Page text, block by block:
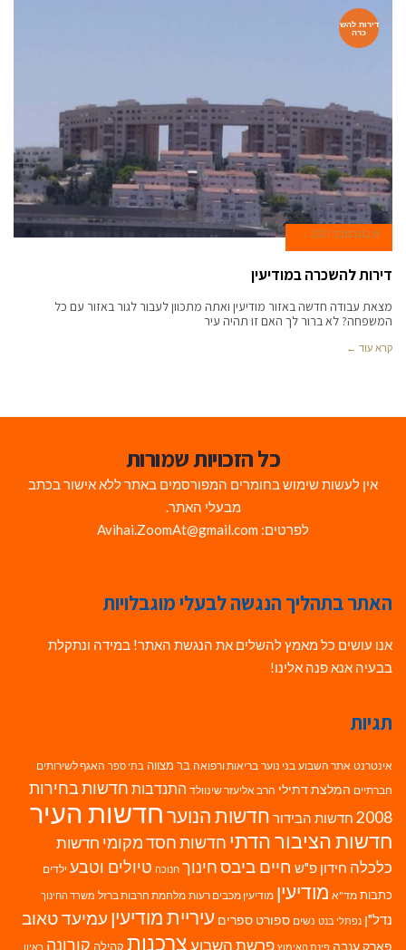
דירות להש
כרה
8 בנובמבר 2021
דירות להשכרה במודיעין
מצאת עבודה חדשה באזור מודיעין ואתה מתכוון לעבור לגור באזור עם כל
המשפחה? לא ברור לך האם זו תהיה עיר
קרא עוד ←
כל הזכויות שמורות
אין לעשות שימוש בחומרים המפורסמים באתר ללא אישור בכתב
מבעלי האתר.
לפרטים: Avihai.ZoomAt@gmail.com
האתר בתהליך הנגשה לבעלי מוגבלויות
אנו עושים כל מאמץ להשלים את הנגשת האתר! במידה ונתקלת
בבעיה אנא פנה אלינו!
תגיות
אינטרנט אתר השבוע בני נוער בריאות ורפואה בר מצווה בתי ספר האגף לשירותים
חברתיים המלצת דתילי הרב אליעזר שינוולד התנדבות חדשות בחירות
2008 חדשות הבידור חדשות הנוערחדשות העיר
חדשות הציבור הדתי חדשות חסד מקומי חדשות
כלכלה חידון פ"ש חיים ביבסחינוך חנוכה טיולים וטבע ילדים
כתבות מד"א מודיעין מודיעין מכבים רעות מלחמת חרבות ברזל משרד החינוך
נדל"ן נפתלי בנט נשים ספורט ספרים עיריית מודיעין עמיעד טאוב
פארק ענבה פינת האימוץ פרשת השבועצרכנות קהילה קורונה ראיון